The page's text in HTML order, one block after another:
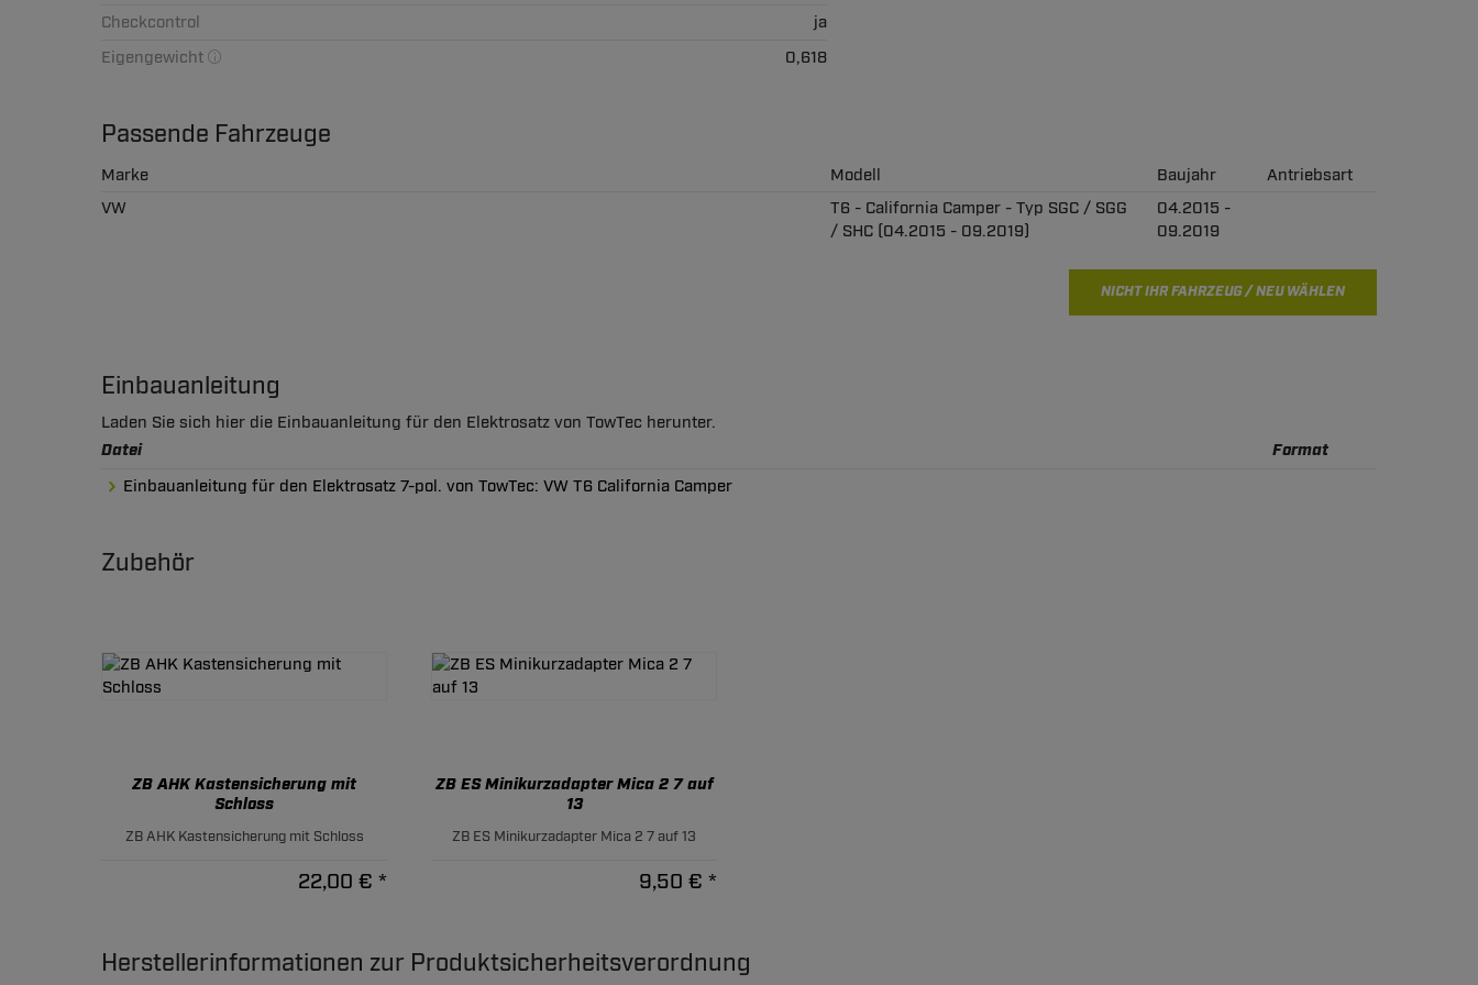
Checkcontrol
ja
Eigengewicht
0,618
Passende Fahrzeuge
Marke Modell Baujahr
Antriebsart
VW
T6 - California Camper - Typ SGC / SGG
/ SHC (04.2015 - 09.2019)
04.2015 -
09.2019
NICHT IHR FAHRZEUG / NEU WÄHLEN
Einbauanleitung
Laden Sie sich hier die Einbauanleitung für den Elektrosatz von TowTec herunter.
Datei Format
Einbauanleitung für den Elektrosatz 7-pol. von TowTec: VW T6 California Camper
Zubehör
ZB AHK Kastensicherung mit
Schloss
ZB AHK Kastensicherung mit Schloss
22,00 € *
ZB ES Minikurzadapter Mica 2 7 auf
13
ZB ES Minikurzadapter Mica 2 7 auf 13
9,50 € *
Herstellerinformationen zur Produktsicherheitsverordnung